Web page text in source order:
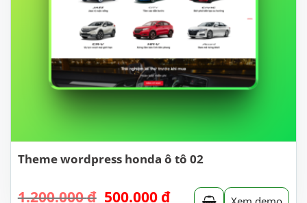
Theme wordpress honda ô tô 02
1.200.000₫ Giá
500.000 ₫Giá